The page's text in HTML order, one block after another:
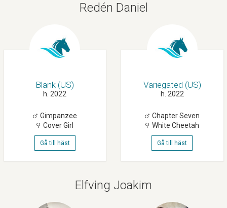
Redén Daniel
Blank (US)
h. 2022
Gimpanzee
Cover Girl
Gå till häst
Variegated (US)
h. 2022
Chapter Seven
White Cheetah
Gå till häst
Elfving Joakim